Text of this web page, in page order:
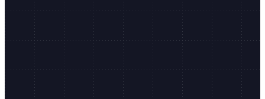
Über 150 Shopify-Updates, zweimal pro Jahr.
Neueste Updates
Agentic Storefronts
Campaign Autopilot